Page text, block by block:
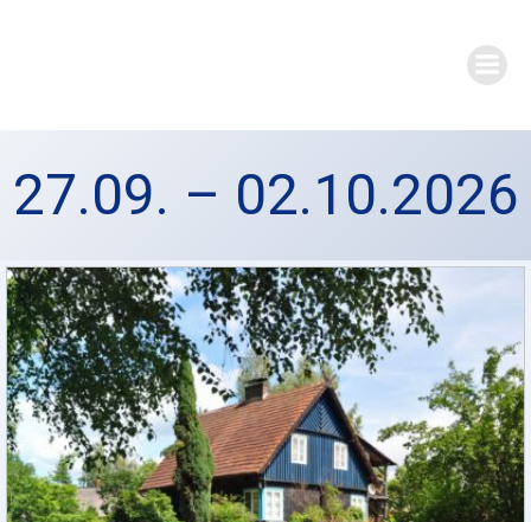
27.09. – 02.10.2026